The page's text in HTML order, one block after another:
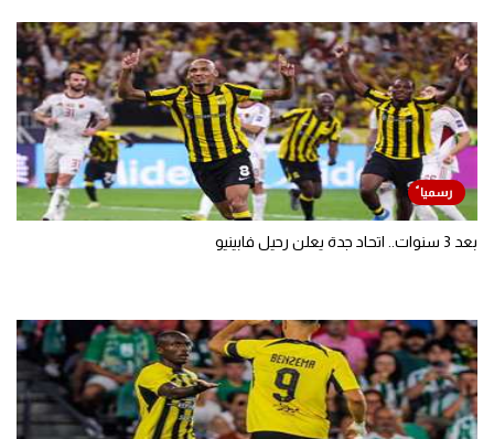
بعد 3 سنوات.. اتحاد جدة يعلن رحيل فابينيو